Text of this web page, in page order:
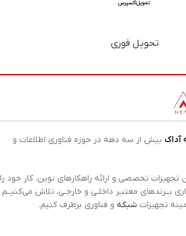
تحویل فوری
آداک بیش از سه دهه در حوزه فناوری اطلاعات و
تخصصی و ارائه راهکارهای نوین، کار خود را
بــرندهای معتبـر داخلـی و خارجـی، تلاش می‌کنیــم
تجهیزات شبکه و فناوری برطرف کنیم.